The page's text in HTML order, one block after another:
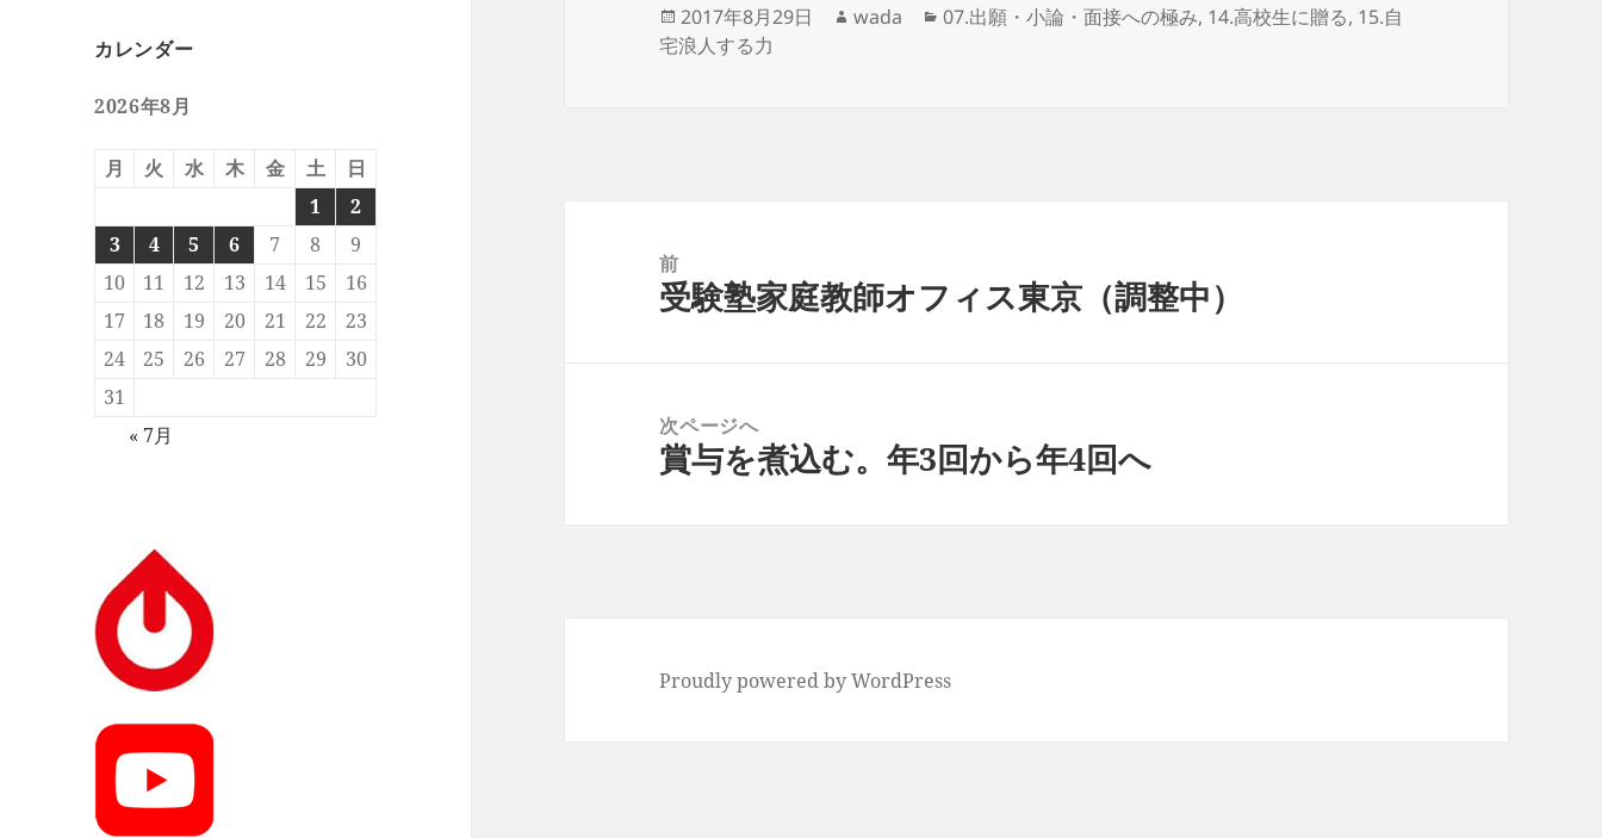
カレンダー
2026年8月
月 火 水 木 金 土
日
1
2
3
4 5 6 7 8
9
10
11 12 13 14 15
16
17
18 19 20 21 22
23
24
25 26 27 28 29
30
31
« 7月
投
稿
2017年8月29日
作
wada
カ
07.出願・小論・面接への極み, 14.高校生に贈る, 15.自
宅浪人する力
前
前
受験塾家庭教師オフィス東京（調整中）
次ページへ
次
賞与を煮込む。年3回から年4回へ
Proudly powered by WordPress